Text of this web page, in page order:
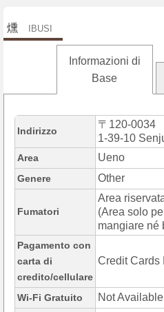
燻 IBUSI
Informazioni di
Base
Indirizzo
〒120-0034
1-39-10
Area Ueno
Genere Other
Fumatori
Area
(Area solo
mangiare né
Pagamento con
carta di
credito/cellulare
Credit Cards
Wi-Fi Gratuito Not Available